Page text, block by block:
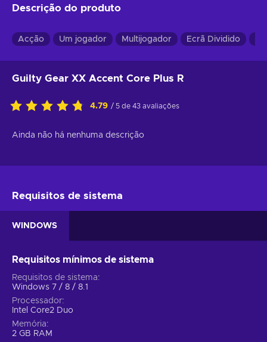
Descrição do produto
Acção Um jogador Multijogador Ecrã Dividido
Guilty Gear XX Accent Core Plus R
4.79 / 5 de 43 avaliações
Ainda não há nenhuma descrição
Requisitos de sistema
WINDOWS
Requisitos mínimos de sistema
Requisitos de sistema
Windows 7 / 8 / 8.1
Processador
Intel Core2 Duo
Memória
2 GB RAM